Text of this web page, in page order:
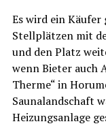
Es wird ein
Stellplätzen mit
und den Platz
wenn Bieter auch
Therme“ in
Saunalandschaft
Heizungsanlage